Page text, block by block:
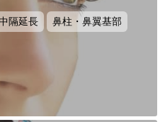
隔延長
鼻柱・鼻翼基部